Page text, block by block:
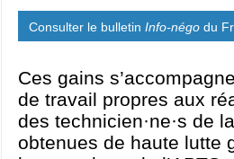
Consulter le bulletin Info-négo du
Ces gains
de travail propres aux
des technicien·ne·s de
obtenues de haute lutte